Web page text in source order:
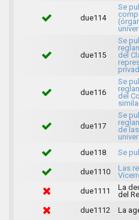
due114
Se
due115
Se
del
due116
Se
del
due117
Se
de
due118
Se
due1110
Las
due1111
La
del
due1112
La